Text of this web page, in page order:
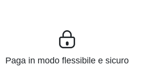
Paga in modo flessibile e sicuro